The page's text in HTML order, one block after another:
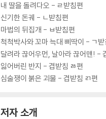
내 딸을 돌려다오 - ㄹ받침편
신기한 돈궤 - ㄴ받침편
마법의 뒤집개 - ㅂ받침편
척척박사와 꼬마 늑대 삐딱이 - ㄱ받
달려라 끊어우먼, 날아라 끊어맨! -
잃어버린 반지 - 겹받침 ㅀ편
심술쟁이 붉은 괴물 - 겹받침 ㄺ편
저자 소개